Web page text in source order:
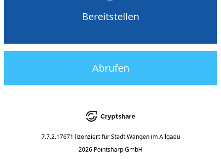
Bereitstellen
Abrufen
7.7.2.17671 lizenziert für Stadt Wangen im Allgaeu
2026 Pointsharp GmbH